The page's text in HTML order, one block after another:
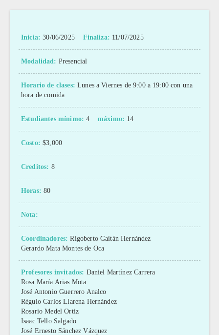
Inicia:30/06/2025 Finaliza: 11/07/2025
Modalidad: Presencial
Horario de clases:Lunes a Viernes de 9:00 a 19:00 con una
hora de comida
Estudiantes mínimo:4 máximo: 14
Costo:$3,000
Creditos: 8
Horas:80
Nota:
Coordinadores:Rigoberto Gaitán Hernández
Gerardo Mata Montes de Oca
Profesores invitados: Daniel Martínez Carrera
Rosa María Arias Mota
José Antonio Guerrero Analco
Régulo Carlos Llarena Hernández
Rosario Medel Ortiz
Isaac Tello Salgado
José Ernesto Sánchez Vázquez